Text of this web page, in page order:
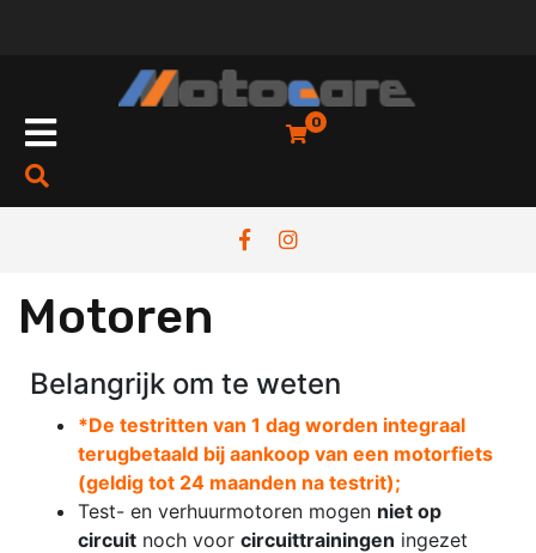
0
Motoren
Belangrijk om te weten
*De testritten van 1 dag worden integraal
terugbetaald bij aankoop van een motorfiets
(geldig tot 24 maanden na testrit);
Test- en verhuurmotoren mogen niet op
circuit noch voor circuittrainingen ingezet